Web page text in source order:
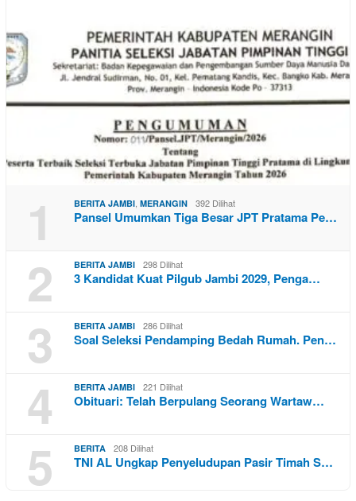
1 BERITA JAMBI, MERANGIN 392 Dilihat
Pansel Umumkan Tiga Besar JPT Pratama Pe…
2 BERITA JAMBI 298 Dilihat
3 Kandidat Kuat Pilgub Jambi 2029, Penga…
3 BERITA JAMBI 286 Dilihat
Soal Seleksi Pendamping Bedah Rumah. Pen…
4 BERITA JAMBI 221 Dilihat
Obituari: Telah Berpulang Seorang Wartaw…
5 BERITA 208 Dilihat
TNI AL Ungkap Penyeludupan Pasir Timah S…